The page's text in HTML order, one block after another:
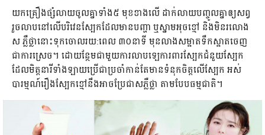
យកគ្រឿងផ្សំលាយចូលគ្នាទាំង៥ មុខខាងលើ ដាក់លាយបញ្ចូលគ្នាឲ្យសព្វ
រួចលាបនៅលើបរិវេនស្បែកដែលមានបញ្ហា ឬស្នាមអុចខ្មៅ និងមិនរលោង
ស ភ្លឺថ្លានោះទុកចោលរយ:ពេល ៣០នាទី មុនលាងសម្អាតទឹកស្អាតចេញ
ជាការស្រេច។ ដោយន្ថែមជាមួយការលាបឡេការពារស្បែកជំនួយស្បែក
ដែលមិត្តនារីទាំងឡាយប្រើជាប្រចាំកាន់តែមានទំនុកចិត្តលើស្បែក អស់
បារម្មណ៍រឿងស្បែកខ្មៅនឹងអាចប្រែជាសភ្លឺថ្លា តាមបែបធម្មជាតិ។